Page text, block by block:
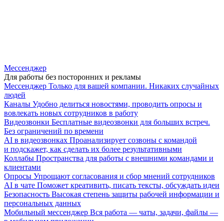
Мессенджер
Для работы без посторонних и рекламы
Мессенджер Только для вашей компании. Никаких случайных
людей
Каналы Удобно делиться новостями, проводить опросы и
вовлекать новых сотрудников в работу
Видеозвонки Бесплатные видеозвонки для больших встреч.
Без ограничений по времени
AI в видеозвонках Проанализирует созвоны с командой
и подскажет, как сделать их более результативными
Коллабы Пространства для работы с внешними командами и
клиентами
Опросы Упрощают согласования и сбор мнений сотрудников
AI в чате Поможет креативить, писать тексты, обсуждать идеи
Безопасность Высокая степень защиты рабочей информации и
персональных данных
Мобильный мессенджер Вся работа — чаты, задачи, файлы —